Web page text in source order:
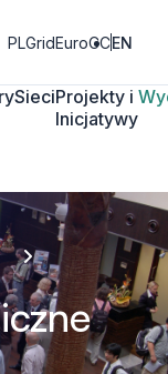
PLGridEuroCCEN
SieciProjekty i
Inicjatywy